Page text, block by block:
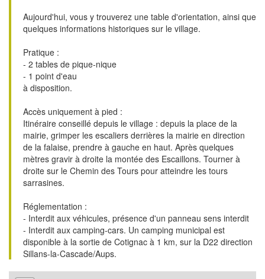
Aujourd'hui, vous y trouverez une table d'orientation, ainsi que
quelques informations historiques sur le village.
Pratique :
- 2 tables de pique-nique
- 1 point d'eau
à disposition.
Accès uniquement à pied :
Itinéraire conseillé depuis le village : depuis la place de la
mairie, grimper les escaliers derrières la mairie en direction
de la falaise, prendre à gauche en haut. Après quelques
mètres gravir à droite la montée des Escaillons. Tourner à
droite sur le Chemin des Tours pour atteindre les tours
sarrasines.
Réglementation :
- Interdit aux véhicules, présence d'un panneau sens interdit
- Interdit aux camping-cars. Un camping municipal est
disponible à la sortie de Cotignac à 1 km, sur la D22 direction
Sillans-la-Cascade/Aups.